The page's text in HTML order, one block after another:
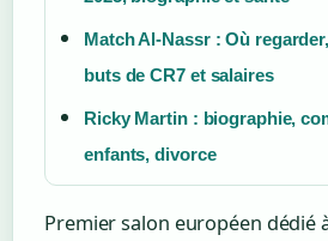
Match Al-Nassr : Où
buts de CR7 et salaires
Ricky Martin : biographie,
enfants, divorce
Premier salon européen dédié